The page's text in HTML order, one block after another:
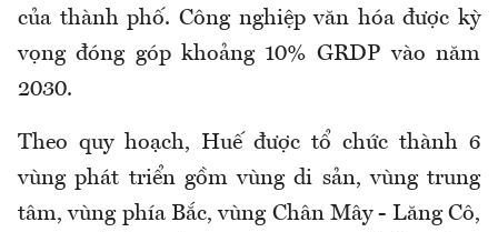
của thành phố. Công nghiệp văn hóa được kỳ
vọng đóng góp khoảng 10% GRDP vào năm
2030.
Theo quy hoạch, Huế được tổ chức thành 6
vùng phát triển gồm vùng di sản, vùng trung
tâm, vùng phía Bắc, vùng Chân Mây - Lăng Cô,